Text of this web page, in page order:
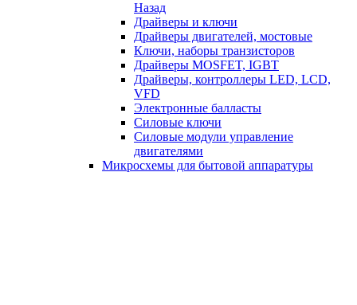
Назад
Драйверы и ключи
Драйверы двигателей, мостовые
Ключи, наборы транзисторов
Драйверы MOSFET, IGBT
Драйверы, контроллеры LED, LCD,
VFD
Электронные балласты
Силовые ключи
Силовые модули управление
двигателями
Микросхемы для бытовой аппаратуры